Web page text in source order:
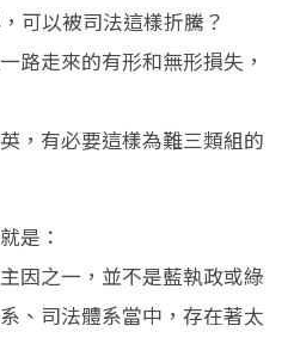
可以被司法這樣折騰？
路走來的有形和無形損失，
，有必要這樣為難三類組的
是：
因之一，並不是藍執政或綠
、司法體系當中，存在著太